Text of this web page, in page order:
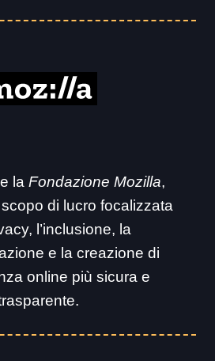
la Fondazione Mozilla,
di lucro focalizzata
l’inclusione, la
e la creazione di
online più sicura e